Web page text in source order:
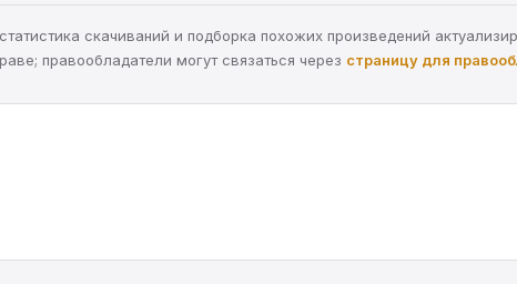
скачиваний и подборка похожих произведений
правообладатели могут связаться через страницу для